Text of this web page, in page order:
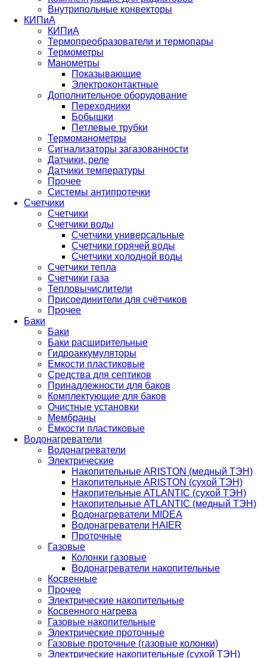
Внутрипольные конвекторы
КИПиА
КИПиА
Термопреобразователи и термопары
Термометры
Манометры
Показывающие
Электроконтактные
Дополнительное оборудование
Переходники
Бобышки
Петлевые трубки
Термоманометры
Сигнализаторы загазованности
Датчики, реле
Датчики температуры
Прочее
Системы антипротечки
Счетчики
Счетчики
Счетчики воды
Счетчики универсальные
Счетчики горячей воды
Счетчики холодной воды
Счетчики тепла
Счетчики газа
Тепловычислители
Присоединители для счётчиков
Прочее
Баки
Баки
Баки расширительные
Гидроаккумуляторы
Емкости пластиковые
Средства для септиков
Принадлежности для баков
Комплектующие для баков
Очистные установки
Мембраны
Ёмкости пластиковые
Водонагреватели
Водонагреватели
Электрические
Накопительные ARISTON (медный ТЭН)
Накопительные ARISTON (сухой ТЭН)
Накопительные ATLANTIC (сухой ТЭН)
Накопительные ATLANTIC (медный ТЭН)
Водонагреватели MIDEA
Водонагреватели HAIER
Проточные
Газовые
Колонки газовые
Водонагреватели накопительные
Косвенные
Прочее
Электрические накопительные
Косвенного нагрева
Газовые накопительные
Электрические проточные
Газовые проточные (газовые колонки)
Электрические накопительные (сухой ТЭН)